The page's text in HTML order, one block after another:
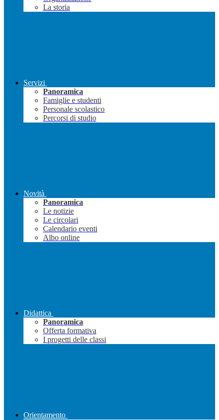
La storia
Servizi
Panoramica
Famiglie e studenti
Personale scolastico
Percorsi di studio
Novità
Panoramica
Le notizie
Le circolari
Calendario eventi
Albo online
Didattica
Panoramica
Offerta formativa
I progetti delle classi
Orientamento